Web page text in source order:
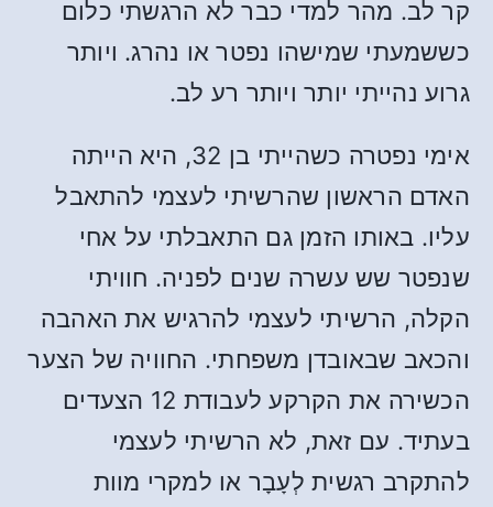
קר לב. מהר למדי כבר לא הרגשתי כלום
כששמעתי שמישהו נפטר או נהרג. ויותר
גרוע נהייתי יותר ויותר רע לב.
אימי נפטרה כשהייתי בן 32, היא הייתה
האדם הראשון שהרשיתי לעצמי להתאבל
עליו. באותו הזמן גם התאבלתי על אחי
שנפטר שש עשרה שנים לפניה. חוויתי
הקלה, הרשיתי לעצמי להרגיש את האהבה
והכאב שבאובדן משפחתי. החוויה של הצער
הכשירה את הקרקע לעבודת 12 הצעדים
בעתיד. עם זאת, לא הרשיתי לעצמי
להתקרב רגשית לְעָבָר או למקרי מוות